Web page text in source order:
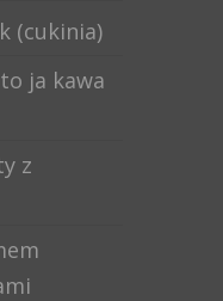
(cukinia)
ja kawa
z